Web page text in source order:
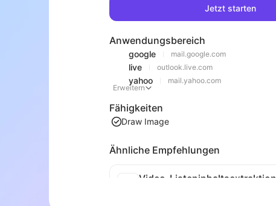
Jetzt starten
Anwendungsbereich
google mail.google.com
live outlook.live.com
yahoo
mail.yahoo.com
Erweitern
Fähigkeiten
Draw Image
Ähnliche Empfehlungen
Video-Listeninhaltsextraktion